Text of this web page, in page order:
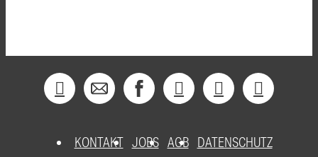
KONTAKT JOBS AGB DATENSCHUTZ